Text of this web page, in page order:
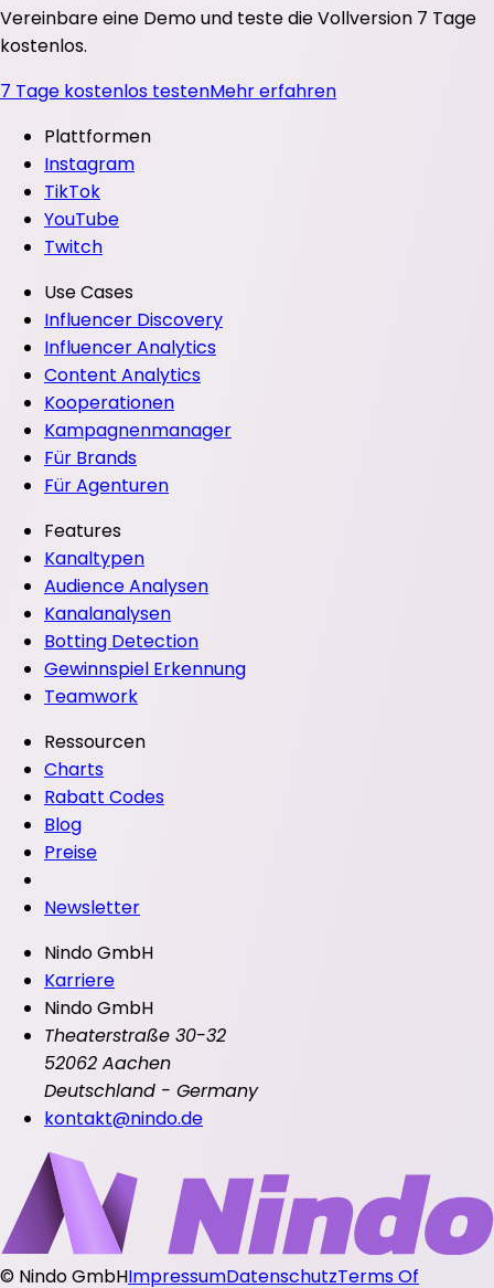
Vereinbare eine Demo und teste die Vollversion 7 Tage
kostenlos.
7 Tage kostenlos testenMehr erfahren
Plattformen
Instagram
TikTok
YouTube
Twitch
Use Cases
Influencer Discovery
Influencer Analytics
Content Analytics
Kooperationen
Kampagnenmanager
Für Brands
Für Agenturen
Features
Kanaltypen
Audience Analysen
Kanalanalysen
Botting Detection
Gewinnspiel Erkennung
Teamwork
Ressourcen
Charts
Rabatt Codes
Blog
Preise
Newsletter
Nindo GmbH
Karriere
Nindo GmbH
Theaterstraße 30-32
52062 Aachen
Deutschland - Germany
kontakt@nindo.de
© Nindo GmbHImpressumDatenschutzTerms Of